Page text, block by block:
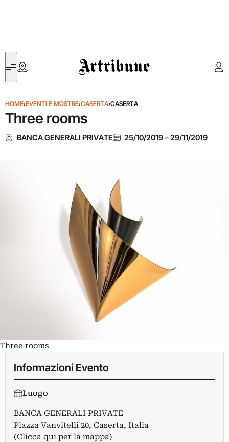
Artribune
HOME›EVENTI E MOSTRE›CASERTA›CASERTA
Three rooms
BANCA GENERALI PRIVATE 25/10/2019–29/11/2019
Three rooms
Informazioni Evento
Luogo
BANCA GENERALI PRIVATE
Piazza Vanvitelli 20, Caserta, Italia
(Clicca qui per la mappa)